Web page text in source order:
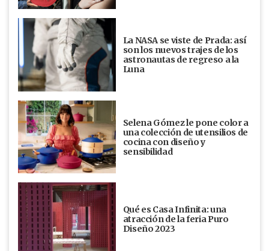
La NASA se viste de Prada: así
son los nuevos trajes de los
astronautas de regreso a la
Luna
Selena Gómez le pone color a
una colección de utensilios de
cocina con diseño y
sensibilidad
Qué es Casa Infinita: una
atracción de la feria Puro
Diseño 2023